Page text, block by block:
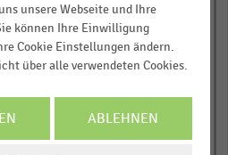
18
2018/192019/202020/212021/222022/232023/242024/25
INFORMIEREN
unsere Webseite und Ihre
können Ihre Einwilligung
Cookie Einstellungen ändern.
über alle verwendeten Cookies.
ABLEHNEN